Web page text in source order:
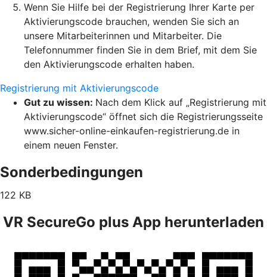
Wenn Sie Hilfe bei der Registrierung Ihrer Karte per
Aktivierungscode brauchen, wenden Sie sich an
unsere Mitarbeiterinnen und Mitarbeiter. Die
Telefonnummer finden Sie in dem Brief, mit dem Sie
den Aktivierungscode erhalten haben.
Registrierung mit Aktivierungscode
Gut zu wissen: Nach dem Klick auf „Registrierung mit
Aktivierungscode“ öffnet sich die Registrierungsseite
www.sicher-online-einkaufen-registrierung.de in
einem neuen Fenster.
Sonderbedingungen
122 KB
VR SecureGo plus App herunterladen